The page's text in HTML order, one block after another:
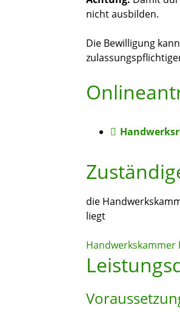
nicht ausbilden.
Die Bewilligung
die
liegt
Handwerkskammer